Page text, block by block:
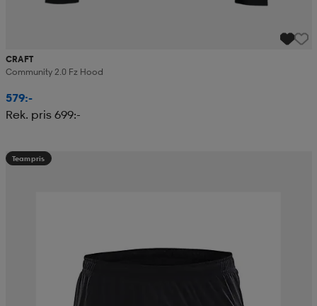
CRAFT
Community 2.0 Fz Hood
579:-
Rek. pris 699:-
Teampris